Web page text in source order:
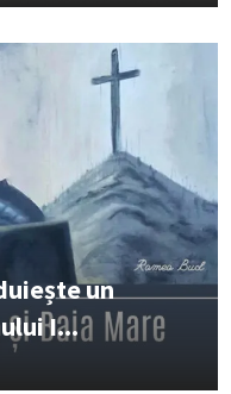
un
I...